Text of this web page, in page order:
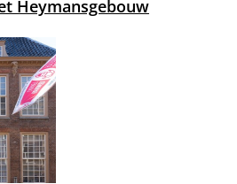
Heymansgebouw